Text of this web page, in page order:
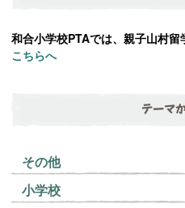
和合小学校PTAでは、親子山村
こちらへ
テーマ
その他
小学校